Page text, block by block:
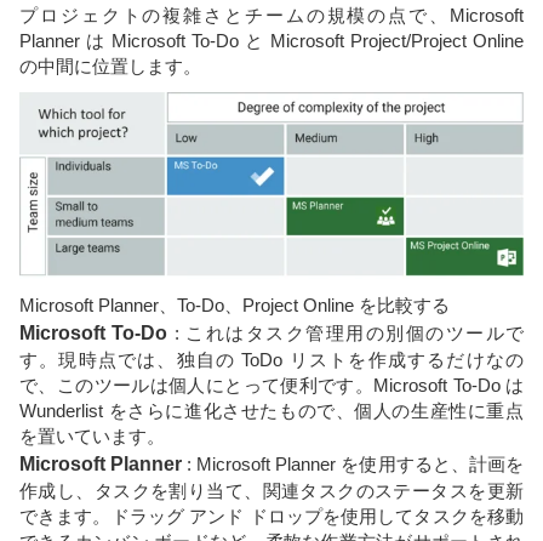
プロジェクトの複雑さとチームの規模の点で、Microsoft
Planner は Microsoft To-Do と Microsoft Project/Project Online
の中間に位置します。
Microsoft Planner、To-Do、Project Online を比較する
Microsoft To-Do : これはタスク管理用の別個のツールで
す。現時点では、独自の ToDo リストを作成するだけなの
で、このツールは個人にとって便利です。Microsoft To-Do は
Wunderlist をさらに進化させたもので、個人の生産性に重点
を置いています。
Microsoft Planner : Microsoft Planner を使用すると、計画を
作成し、タスクを割り当て、関連タスクのステータスを更新
できます。ドラッグ アンド ドロップを使用してタスクを移動